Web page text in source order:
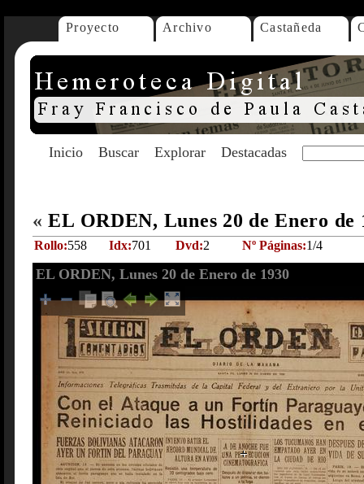
Proyecto Archivo Castañeda
Inicio Buscar Explorar Destacadas
« EL ORDEN, Lunes 20 de Enero de
Rollo:558 Idx:701 Dvd:2 Nº Páginas:1/4
EL ORDEN, Lunes 20 de Enero de 1930